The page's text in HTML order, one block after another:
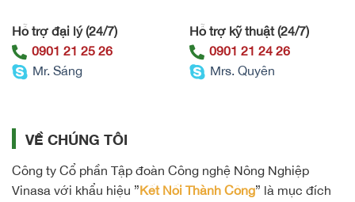
Hỗ trợ đại lý (24/7)
0901 21 25 26
Mr. Sáng
Hỗ trợ kỹ thuật (24/7)
0901 21 24 26
Mrs. Quyên
VỀ CHÚNG TÔI
Công ty Cổ phần Tập đoàn Công nghệ Nông Nghiệp
Vinasa với khẩu hiệu ”Kết Nối Thành Công” là mục đích